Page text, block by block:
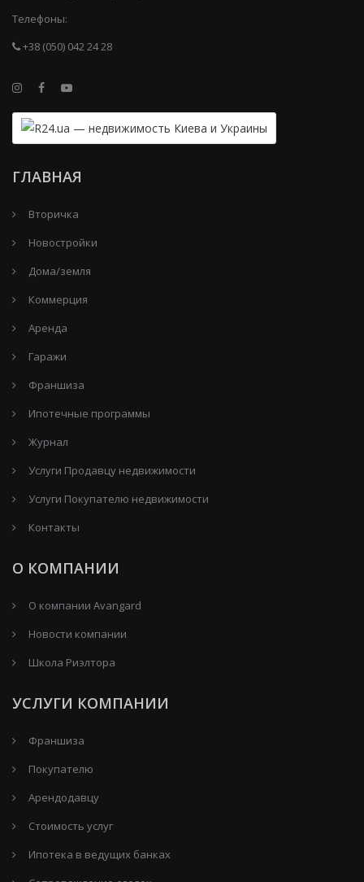
Телефоны:
+38 (050) 042 24 28
ГЛАВНАЯ
Вторичка
Новостройки
Дома/земля
Коммерция
Аренда
Гаражи
Франшиза
Ипотечные программы
Журнал
Услуги Продавцу недвижимости
Услуги Покупателю недвижимости
Контакты
О КОМПАНИИ
О компании Avangard
Новости компании
Школа Риэлтора
УСЛУГИ КОМПАНИИ
Франшиза
Покупателю
Арендодавцу
Стоимость услуг
Ипотека в ведущих банках